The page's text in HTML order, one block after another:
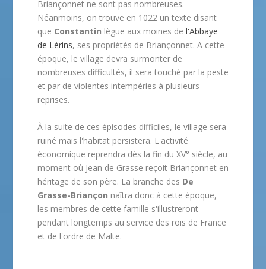
Briançonnet ne sont pas nombreuses.
Néanmoins, on trouve en 1022 un texte disant
que Constantin lègue aux moines de l'Abbaye
de Lérins, ses propriétés de Briançonnet. A cette
époque, le village devra surmonter de
nombreuses difficultés, il sera touché par la peste
et par de violentes intempéries à plusieurs
reprises.
À la suite de ces épisodes difficiles, le village sera
ruiné mais l'habitat persistera. L'activité
économique reprendra dès la fin du XV° siècle, au
moment où Jean de Grasse reçoit Briançonnet en
héritage de son père. La branche des De
Grasse-Briançon naîtra donc à cette époque,
les membres de cette famille s'illustreront
pendant longtemps au service des rois de France
et de l'ordre de Malte.